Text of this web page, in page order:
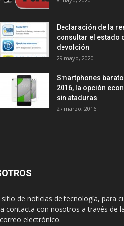
Declaración de la
consultar el estado
devolción
29 mayo, 2020
Smartphones
2016, la opción
sin ataduras
27 marzo, 2016
de noticias de tecnología, para
contacta con nosotros a través de
electrónico.